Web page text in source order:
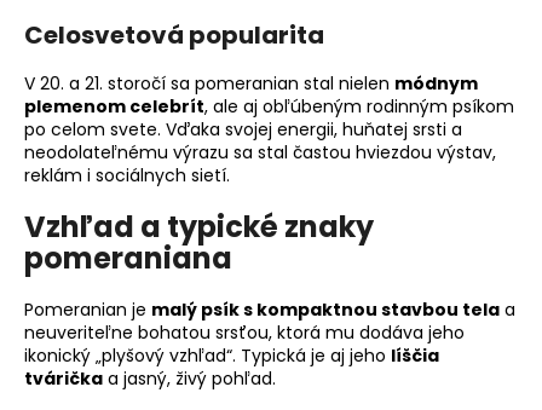
Celosvetová popularita
V 20. a 21. storočí sa pomeranian stal nielen módnym
plemenom celebrít, ale aj obľúbeným rodinným psíkom
po celom svete. Vďaka svojej energii, huňatej srsti a
neodolateľnému výrazu sa stal častou hviezdou výstav,
reklám i sociálnych sietí.
Vzhľad a typické znaky
pomeraniana
Pomeranian je malý psík s kompaktnou stavbou tela a
neuveriteľne bohatou srsťou, ktorá mu dodáva jeho
ikonický „plyšový vzhľad“. Typická je aj jeho líščia
tvárička a jasný, živý pohľad.